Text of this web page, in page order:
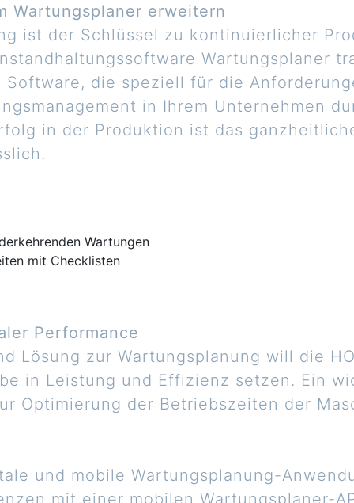
Wartungsplaner erweitern
ist der Schlüssel zu kontinuierlicher
Wartungsplaner
die speziell für die
in Ihrem Unternehmen
in der Produktion ist das
Wartungen
mit Checklisten
Performance
Lösung zur Wartungsplanung will die
in Leistung und Effizienz setzen. Ein
Optimierung der Betriebszeiten der
und mobile Wartungsplanung-
mit einer mobilen Wartungsplaner-